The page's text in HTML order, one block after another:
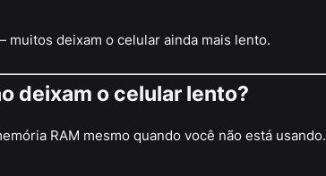
deixam o celular ainda mais lento.
deixam o celular lento?
RAM mesmo quando você não está usando.